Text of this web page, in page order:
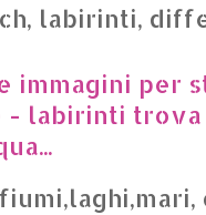
labirinti,
immagini per
- labirinti